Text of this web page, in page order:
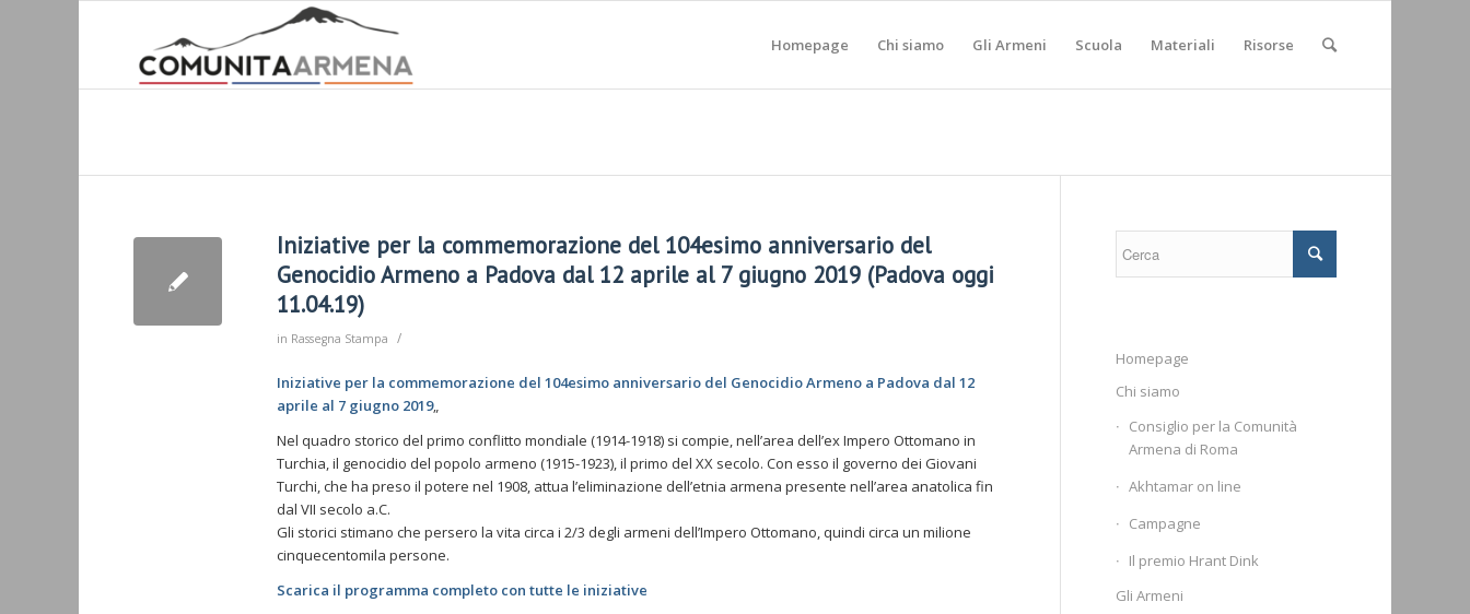
Homepage Chi siamo Gli Armeni Scuola Materiali Risorse
Iniziative per la commemorazione del 104esimo anniversario del
Genocidio Armeno a Padova dal 12 aprile al 7 giugno 2019 (Padova oggi
11.04.19)
in Rassegna Stampa /
Iniziative per la commemorazione del 104esimo anniversario del Genocidio Armeno a Padova dal 12
aprile al 7 giugno 2019„
Nel quadro storico del primo conflitto mondiale (1914-1918) si compie, nell’area dell’ex Impero Ottomano in
Turchia, il genocidio del popolo armeno (1915-1923), il primo del XX secolo. Con esso il governo dei Giovani
Turchi, che ha preso il potere nel 1908, attua l’eliminazione dell’etnia armena presente nell’area anatolica fin
dal VII secolo a.C.
Gli storici stimano che persero la vita circa i 2/3 degli armeni dell’Impero Ottomano, quindi circa un milione
cinquecentomila persone.
Scarica il programma completo con tutte le iniziative
Homepage
Chi siamo
Consiglio per la Comunità
Armena di Roma
Akhtamar on line
Campagne
Il premio Hrant Dink
Gli Armeni